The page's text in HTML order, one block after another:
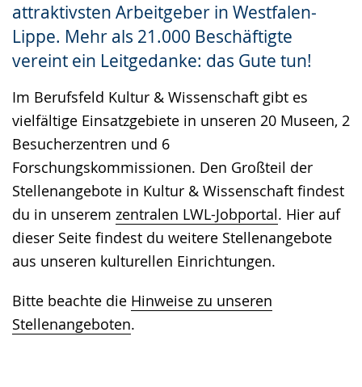
attraktivsten Arbeitgeber in Westfalen-
Lippe. Mehr als 21.000 Beschäftigte
vereint ein Leitgedanke: das Gute tun!
Im Berufsfeld Kultur & Wissenschaft gibt es
vielfältige Einsatzgebiete in unseren 20 Museen, 2
Besucherzentren und 6
Forschungskommissionen. Den Großteil der
Stellenangebote in Kultur & Wissenschaft findest
du in unserem zentralen LWL-Jobportal. Hier auf
dieser Seite findest du weitere Stellenangebote
aus unseren kulturellen Einrichtungen.
Bitte beachte die Hinweise zu unseren
Stellenangeboten.
angezeigt.